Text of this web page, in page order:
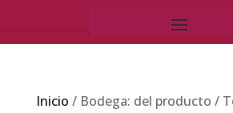
Inicio / Bodega: del producto /